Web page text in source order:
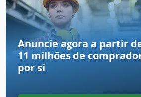
Alochmdljfsk -Preço: por conjunto -
645/100/H70 mm -Peso: 5 kg
Anuncie agora a partir
11 milhões de
por si